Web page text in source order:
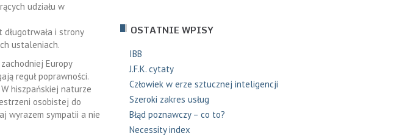
udziału w
długotrwała i strony
ustaleniach.
Europy
reguł poprawności.
hiszpańskiej naturze
osobistej do
wyrazem sympatii a nie
OSTATNIE WPISY
IBB
J.F.K. cytaty
Człowiek w erze sztucznej inteligencji
Szeroki zakres usług
Błąd poznawczy – co to?
Necessity index